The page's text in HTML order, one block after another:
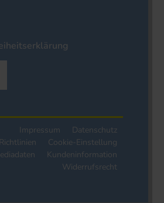
Impressum
Datenschutz
Cookie-Einstellung
Kundeninformation
Widerrufsrecht